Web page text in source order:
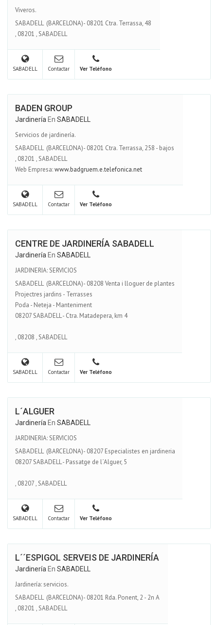
Viveros.
SABADELL (BARCELONA)- 08201 Ctra. Terrassa, 48
, 08201 ,SABADELL
SABADELL Contactar Ver Teléfono
BADEN GROUP
Jardinería En SABADELL
Servicios de jardinería.
SABADELL (BARCELONA)- 08201 Ctra. Terrassa, 258 - bajos
, 08201 ,SABADELL
Web Empresa:www.badgruem.e.telefonica.net
SABADELL Contactar Ver Teléfono
CENTRE DE JARDINERÍA SABADELL
Jardinería En SABADELL
JARDINERIA: SERVICIOS
SABADELL (BARCELONA)- 08208 Venta i lloguer de plantes
Projectres jardins - Terrasses
Poda - Neteja - Manteniment
08207 SABADELL - Ctra. Matadepera, km 4
, 08208 ,SABADELL
SABADELL Contactar Ver Teléfono
L´ALGUER
Jardinería En SABADELL
JARDINERIA: SERVICIOS
SABADELL (BARCELONA)- 08207 Especialistes en jardineria
08207 SABADELL - Passatge de l´Alguer, 5
, 08207,SABADELL
SABADELL Contactar Ver Teléfono
L´´ESPIGOL SERVEIS DE JARDINERÍA
Jardinería En SABADELL
Jardinería: servicios.
SABADELL (BARCELONA)- 08201 Rda. Ponent, 2 - 2n A
, 08201 ,SABADELL